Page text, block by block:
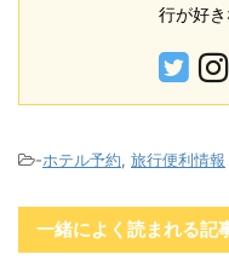
行が好き
-ホテル予約, 旅行便利情報
一緒によく読まれる記